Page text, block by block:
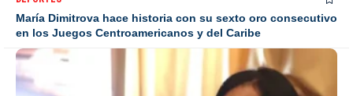
María Dimitrova hace historia con su sexto oro consecutivo
en los Juegos Centroamericanos y del Caribe